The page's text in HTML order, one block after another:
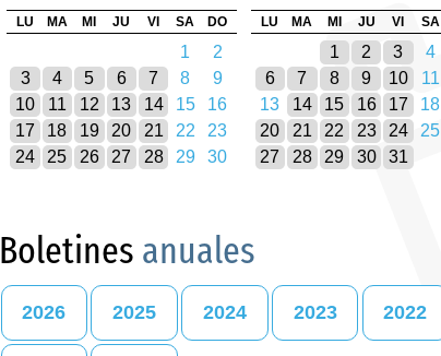
LU MA MI JU VI SA DO
1
2
3
4 5 6 7 8
9
10
11 12 13 14 15
16
17
18 19 20 21 22
23
24
25 26 27 28 29 30
LU MA MI JU VI SA
1 2 3 4
6
7 8 9 10 11
13
14 15 16 17 18
20
21 22 23 24 25
27
28 29 30 31
Boletines anuales
2026 2025 2024 2023 2022